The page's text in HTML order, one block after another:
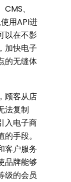
、
用API进
以在不影
加快电子
的无缝体
顾客从店
法复制
入电子商
手段。
客户服务
品牌能够
级的会员